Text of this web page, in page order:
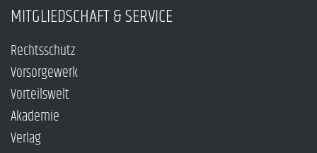
MITGLIEDSCHAFT & SERVICE
Rechtsschutz
Vorsorgewerk
Vorteilswelt
Akademie
Verlag